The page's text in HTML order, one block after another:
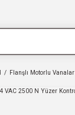
Flanşlı Motorlu Vanalar